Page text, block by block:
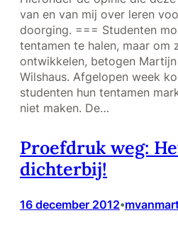
van en van mij over leren
doorging. === Studenten
tentamen te halen, maar om
ontwikkelen, betogen
Wilshaus. Afgelopen week
studenten hun tentamen
niet maken. De…
Proefdruk weg:
dichterbij!
16 december 2012•